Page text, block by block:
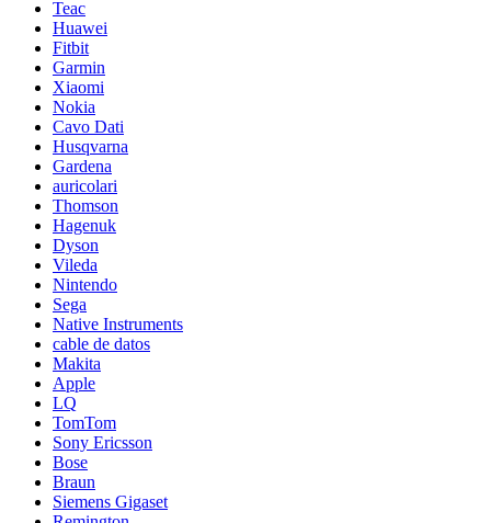
Teac
Huawei
Fitbit
Garmin
Xiaomi
Nokia
Cavo Dati
Husqvarna
Gardena
auricolari
Thomson
Hagenuk
Dyson
Vileda
Nintendo
Sega
Native Instruments
cable de datos
Makita
Apple
LQ
TomTom
Sony Ericsson
Bose
Braun
Siemens Gigaset